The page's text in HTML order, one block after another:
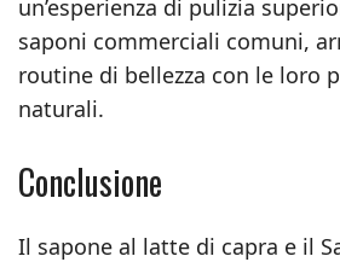
un’esperienza di pulizia
saponi commerciali comuni,
routine di bellezza con le loro
naturali.
Conclusione
Il sapone al latte di capra e il